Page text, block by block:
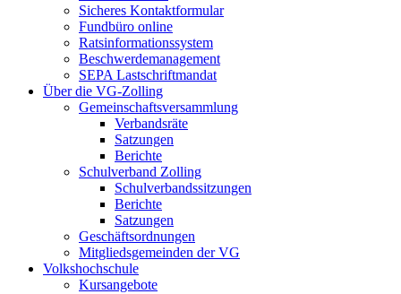
Sicheres Kontaktformular
Fundbüro online
Ratsinformationssystem
Beschwerdemanagement
SEPA Lastschriftmandat
Über die VG-Zolling
Gemeinschaftsversammlung
Verbandsräte
Satzungen
Berichte
Schulverband Zolling
Schulverbandssitzungen
Berichte
Satzungen
Geschäftsordnungen
Mitgliedsgemeinden der VG
Volkshochschule
Kursangebote